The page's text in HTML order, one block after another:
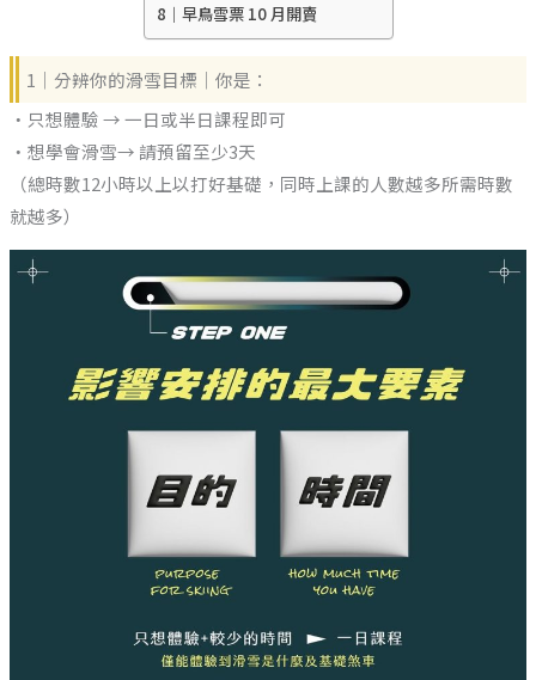
8｜早鳥雪票 10 月開賣
1｜分辨你的滑雪目標｜你是：
・只想體驗 → 一日或半日課程即可
・想學會滑雪→ 請預留至少3天
（總時數12小時以上以打好基礎，同時上課的人數越多所需時數
就越多）